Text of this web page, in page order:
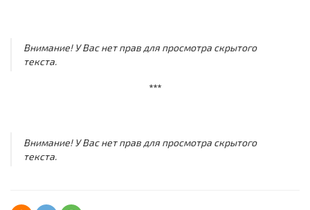
Внимание! У Вас нет прав для просмотра скрытого
текста.
***
Внимание! У Вас нет прав для просмотра скрытого
текста.